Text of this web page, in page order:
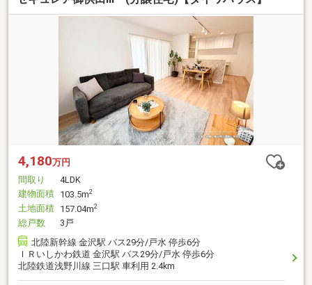
4,180万円
間取り
4LDK
建物面積 103.5m2
土地面積 157.04m2
総戸数
3戸
北陸新幹線 金沢駅 バス29分/戸水 停歩6分
ＩＲいしかわ鉄道 金沢駅 バス29分/戸水 停歩6分
北陸鉄道浅野川線 三口駅 車利用 2.4km